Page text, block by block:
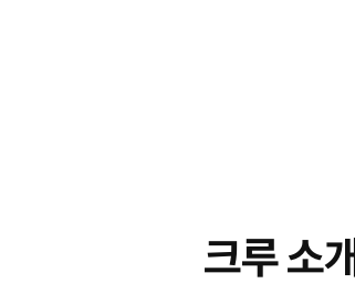
크루 소개